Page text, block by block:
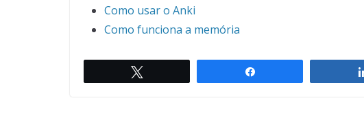
Como usar o Anki
Como funciona a memória